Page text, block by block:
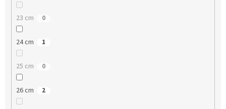
23 cm 0
24 cm 1
25 cm 0
26 cm 2